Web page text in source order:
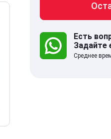
141707,
дом 5
Есть
Задайте
Среднее